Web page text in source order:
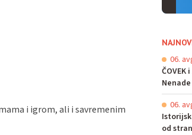
i igrom, ali i savremenim
06.
06.
od